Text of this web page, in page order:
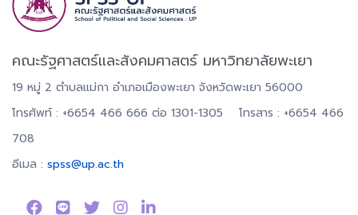
คณะรัฐศาสตร์และสังคมศาสตร์ มหาวิทยาลัยพะเยา
19 หมู่ 2 ตำบลแม่กา อำเภอเมืองพะเยา จังหวัดพะเยา 56000
โทรศัพท์ : +6654 466 666 ต่อ 1301-1305 โทรสาร : +6654 466
708
อีเมล : spss@up.ac.th